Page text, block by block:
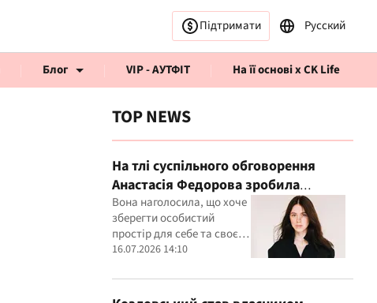
Підтримати Русский
Блог VIP - АУТФІТ На її основі x CK Life
TOP NEWS
На тлі суспільного обговорення
Анастасія Федорова зробила
публічну заяву
Вона наголосила, що хоче
зберегти особистий
простір для себе та своєї
дитини
16.07.2026 14:10